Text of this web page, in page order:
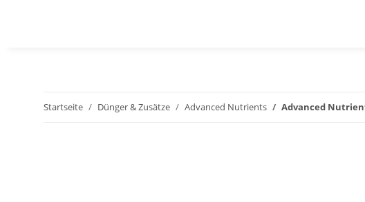
Startseite Dünger & Zusätze Advanced Nutrients Advanced